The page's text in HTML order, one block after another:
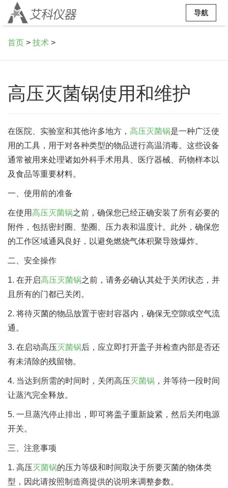
导航
首页 > 技术 >
高压灭菌锅使用和维护
在医院、实验室和其他许多地方， 高压灭菌锅是一种广泛使
用的工具，用于对各种类型的物品进行高温消毒。这些设备
通常被用来处理诸如外科手术用具、医疗器械、药物样本以
及食品等重要材料。
一、使用前的准备
在使用高压灭菌锅之前，确保您已经正确安装了所有必要的
附件，包括密封圈、垫圈、压力表和温度计。此外，确保您
的工作区域通风良好，以避免燃烧气体积聚导致爆炸。
二、安全操作
1. 在开启高压灭菌锅之前，请务必确认其处于关闭状态，并
且所有的门都已关闭。
2. 将待灭菌的物品放置于密封容器内，确保无空隙或空气流
通。
3. 在启动高压灭菌锅后，应立即打开盖子并检查内部是否还
有未清除的残留物。
4. 当达到所需的时间时，关闭高压灭菌锅 ，并等待一段时间
让蒸汽完全释放。
5. 一旦蒸汽停止排出，即可将盖子重新旋紧，然后关闭电源
开关。
三、注意事项
1. 高压灭菌锅的压力等级和时间取决于所要灭菌的物体类
型，因此请按照制造商提供的说明来调整参数。